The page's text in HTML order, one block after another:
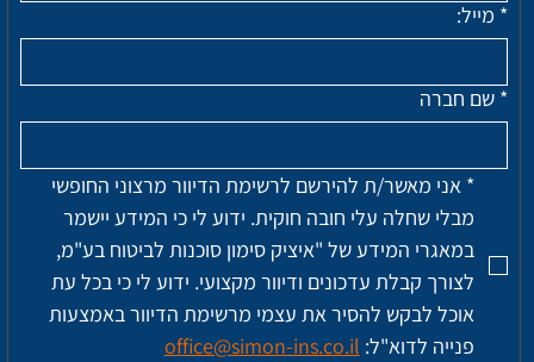
* מייל:
* שם חברה
*
פנייה לדוא"ל: office@simon-ins.co.il